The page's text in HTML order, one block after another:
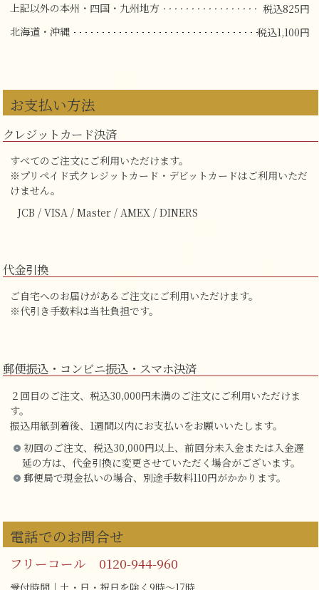
上記以外の本州・四国・九州地方
税込825円
北海道・沖縄
税込1,100円
お支払い方法
クレジットカード決済
すべてのご注文にご利用いただけます。
※プリペイド式クレジットカード・デビットカードはご利用いただ
けません。
JCB / VISA / Master / AMEX / DINERS
代金引換
ご自宅へのお届けがあるご注文にご利用いただけます。
※代引き手数料は当社負担です。
郵便振込・コンビニ振込・スマホ決済
２回目のご注文、税込30,000円未満のご注文にご利用いただけま
す。
振込用紙到着後、1週間以内にお支払いをお願いいたします。
初回のご注文、税込30,000円以上、前回分未入金または入金遅
延の方は、代金引換に変更させていただく場合がございます。
郵便局で現金払いの場合、別途手数料110円がかかります。
電話でのお問合せ
フリーコール 0120-944-960
受付時間｜土・日・祝日を除く9時～17時